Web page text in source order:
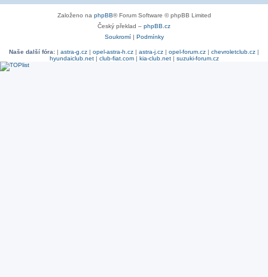
Založeno na phpBB® Forum Software © phpBB Limited
Český překlad – phpBB.cz
Soukromí| Podmínky
Naše další fóra: | astra-g.cz | opel-astra-h.cz | astra-j.cz | opel-forum.cz | chevroletclub.cz |
hyundaiclub.net| club-fiat.com| kia-club.net| suzuki-forum.cz